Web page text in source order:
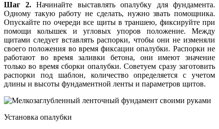
Шаг 2.Начинайте выставлять опалубку для фундамента.
Одному такую работу не сделать, нужно звать помощника.
Опускайте по очереди все щиты в траншею, фиксируйте при
помощи колышек и угловых упоров положение. Между
щитами следует вставлять распорки, чтобы они не изменяли
своего положения во время фиксации опалубки. Распорки не
работают во время заливки бетона, они имеют значение
только во время сборки опалубки. Советуем сразу заготовить
распорки под шаблон, количество определяется с учетом
длины и высоты фундаментной ленты и параметров щитов.
Установка опалубки